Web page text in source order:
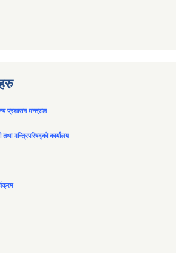
प्रशासन मन्त्राल
मन्त्रिपरिषद्को कार्यालय